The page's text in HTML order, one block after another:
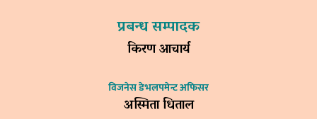
प्रबन्ध सम्पादक
किरण आचार्य
विजनेस डेभलपमेन्ट अफिसर
अस्मिता धिताल